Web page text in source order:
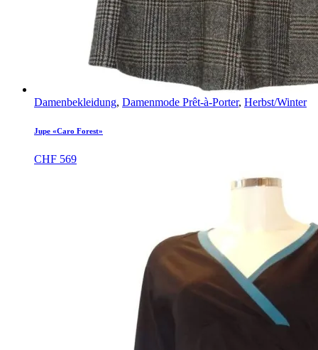
Damenbekleidung, Damenmode Prêt-à-Porter, Herbst/Winter
Jupe «Caro Forest»
CHF 569